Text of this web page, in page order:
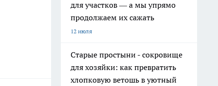
для участков — а мы упрямо
продолжаем их сажать
12 июля
Старые простыни - сокровище
для хозяйки: как превратить
хлопковую ветошь в уютный